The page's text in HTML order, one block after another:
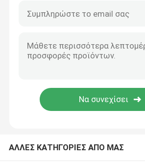
Λαστιχένιο κιγκλίδωμα κυττάρων
Κιγκλιδώματα βαρκών
Υποβρύχια κιγκλιδώματα
ΑΛΛΕΣ ΚΑΤΗΓΟΡΙΕΣ ΑΠΟ ΜΑΣ